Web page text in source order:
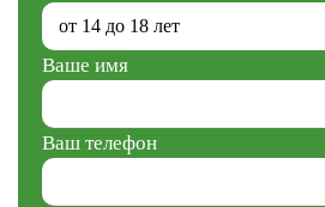
Ваше имя
Ваш телефон